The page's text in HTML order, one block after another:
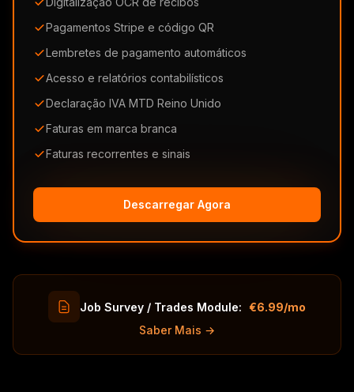
Pagamentos Stripe e código QR
Lembretes de pagamento automáticos
Acesso e relatórios contabilísticos
Declaração IVA MTD Reino Unido
Faturas em marca branca
Faturas recorrentes e sinais
Descarregar Agora
Job Survey / Trades Module: €6.99/mo
Saber Mais →